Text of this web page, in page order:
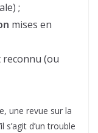
;
mises en
(ou
une revue sur la
s’agit d’un trouble